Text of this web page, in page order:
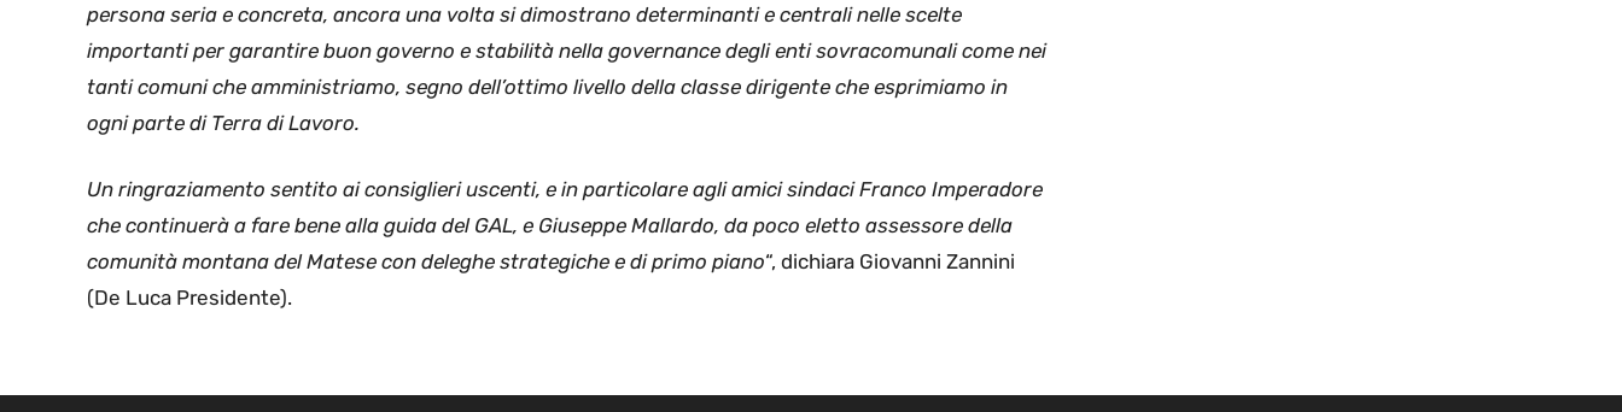
persona seria e concreta, ancora una volta si dimostrano determinanti e centrali nelle scelte
importanti per garantire buon governo e stabilità nella governance degli enti sovracomunali come nei
tanti comuni che amministriamo, segno dell’ottimo livello della classe dirigente che esprimiamo in
ogni parte di Terra di Lavoro.
Un ringraziamento sentito ai consiglieri uscenti, e in particolare agli amici sindaci Franco Imperadore
che continuerà a fare bene alla guida del GAL, e Giuseppe Mallardo, da poco eletto assessore della
comunità montana del Matese con deleghe strategiche e di primo piano“, dichiara Giovanni Zannini
(De Luca Presidente).